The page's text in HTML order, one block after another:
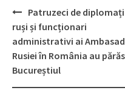
Post
navigation
Patruzeci de diplomați
ruși și funcționari
administrativi ai
Rusiei în România au
Bucureștiul